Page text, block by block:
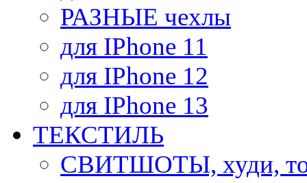
РАЗНЫЕ чехлы
для IPhone 11
для IPhone 12
для IPhone 13
ТЕКСТИЛЬ
СВИТШОТЫ, худи,